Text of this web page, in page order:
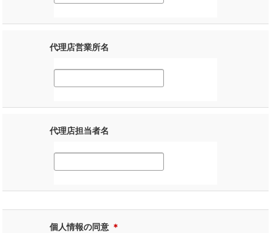
代理店営業所名
代理店担当者名
個人情報の同意 ＊